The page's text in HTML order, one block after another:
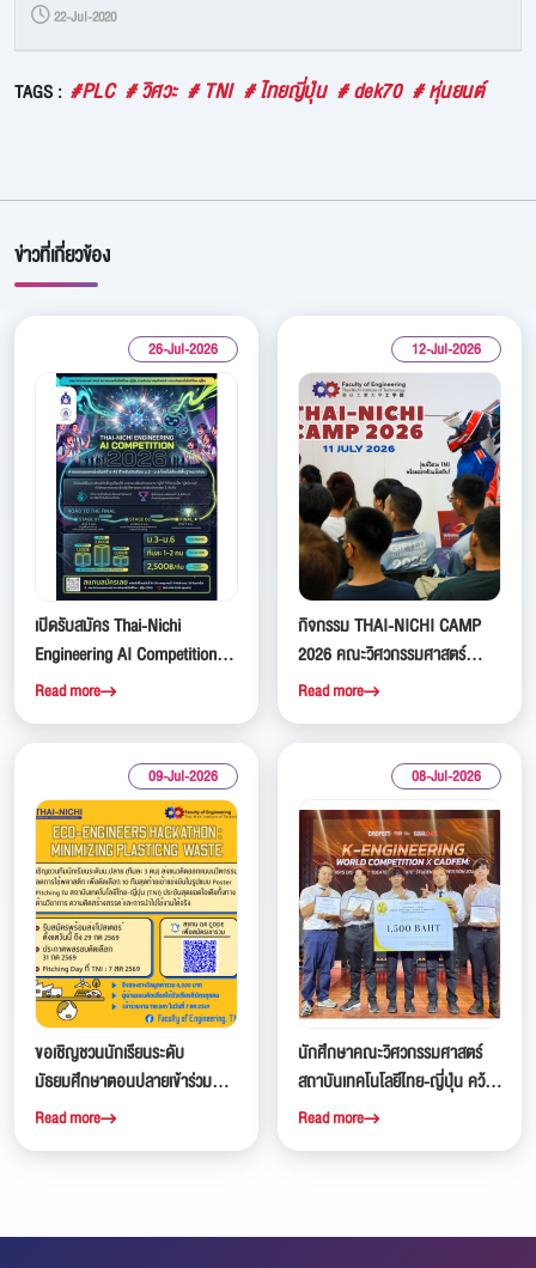
22-Jul-2020
TAGS : #PLC # วิศวะ # TNI # ไทยญี่ปุ่น # dek70 # หุ่นยนต์
ข่าวที่เกี่ยวข้อง
26-Jul-2026
เปิดรับสมัคร Thai-Nichi
Engineering AI Competition
2026 เวทีแข่งขันสร้างสรรค์
ระดับมัธยมศึกษา
Read more
12-Jul-2026
กิจกรรม THAI-NICHI CAMP
2026 คณะวิศวกรรมศาสตร์
สถาบันเทคโนโลยีไทย-ญี่ปุ่น
Read more
09-Jul-2026
ขอเชิญชวนนักเรียนระดับ
มัธยมศึกษาตอนปลายเข้าร่วม
กิจกรรม Eco-Engineers
Read more
08-Jul-2026
นักศึกษาคณะวิศวกรรมศาสตร์
สถาบันเทคโนโลยีไทย-ญี่ปุ่น คว้า
รางวัลชมเชยจากการแข่งขัน K-
Read more